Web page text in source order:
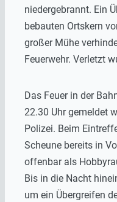
niedergebrannt. Ein
bebauten Ortskern
großer Mühe
Feuerwehr. Verletzt
Das Feuer in der
22.30 Uhr gemeldet
Polizei. Beim
Scheune bereits in
offenbar als
Bis in die Nacht
um ein Übergreifen